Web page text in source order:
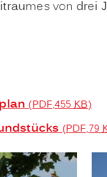
von
(PDF,455KB)
(PDF,79